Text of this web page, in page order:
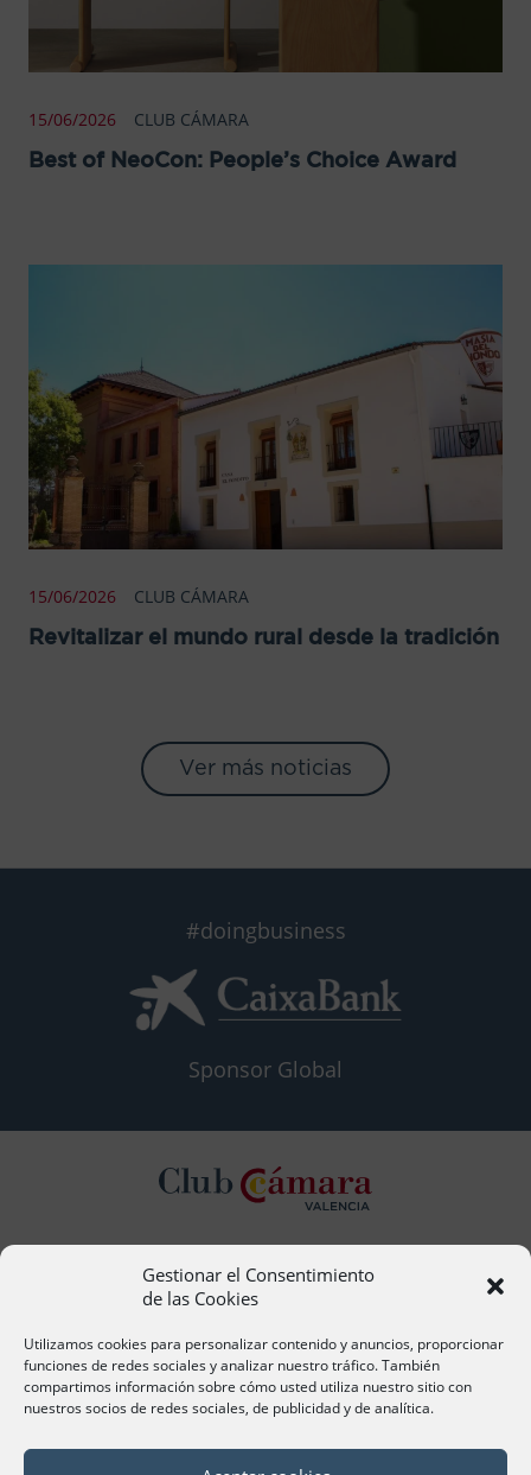
Gestionar el Consentimiento
de las Cookies
Utilizamos cookies para personalizar contenido y anuncios, proporcionar
funciones de redes sociales y analizar nuestro tráfico. También
compartimos información sobre cómo usted utiliza nuestro sitio con
nuestros socios de redes sociales, de publicidad y de analítica.
15/06/2026 CLUB CÁMARA
Best of NeoCon: People’s Choice Award
15/06/2026 CLUB CÁMARA
Revitalizar el mundo rural desde la tradición
Ver más noticias
#doingbusiness
Sponsor Global
Contacto
acervera@camaravalencia.com
961 366 212
Síguenos